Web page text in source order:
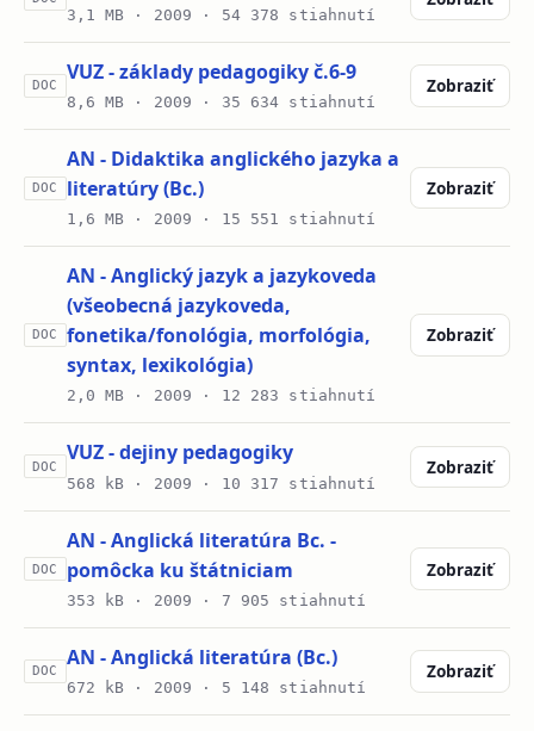
3,1 MB · 2009 · 54 378 stiahnutí
DOC
VUZ - základy pedagogiky č.6-9
8,6 MB · 2009 · 35 634 stiahnutí
Zobraziť
DOC
AN - Didaktika anglického jazyka a
literatúry (Bc.)
1,6 MB · 2009 · 15 551 stiahnutí
Zobraziť
DOC
AN - Anglický jazyk a jazykoveda
(všeobecná jazykoveda,
fonetika/fonológia, morfológia,
syntax, lexikológia)
2,0 MB · 2009 · 12 283 stiahnutí
Zobraziť
DOC
VUZ - dejiny pedagogiky
568 kB · 2009 · 10 317 stiahnutí
Zobraziť
DOC
AN - Anglická literatúra Bc. -
pomôcka ku štátniciam
353 kB · 2009 · 7 905 stiahnutí
Zobraziť
DOC
AN - Anglická literatúra (Bc.)
672 kB · 2009 · 5 148 stiahnutí
Zobraziť